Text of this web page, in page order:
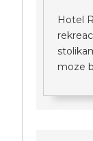
Hotel
moze